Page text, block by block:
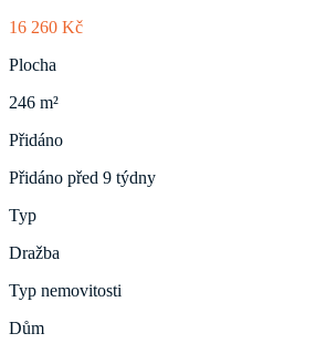
16 260 Kč
Plocha
246 m²
Přidáno
Přidáno před 9 týdny
Typ
Dražba
Typ nemovitosti
Dům